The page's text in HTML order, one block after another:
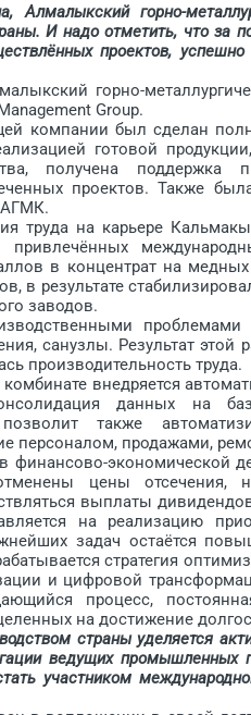
Алмалыкский горно-
И надо отметить, что за
проектов,
горно-
Group.
компании был сделан
готовой
получена поддержка
про­ектов. Также
АГМК.
труда на карьере
прив­лечённых
в концентрат на
в результате
заводов.
проблемами
сан­узлы. Результат этой
производительность труда.
внедряется
данных на
также
персоналом, продажами,
экономичес­кой
цены отсечения,
выплаты
на реализацию
задач остаётся
стратегия
и цифровой
процесс,
на достижение
страны уделяется
ведущих промышленных
участником